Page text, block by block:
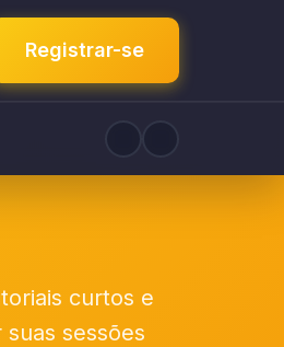
Registrar-se
curtos e
sessões